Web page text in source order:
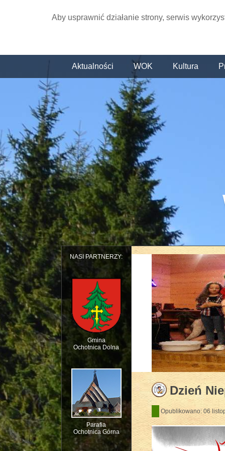
Aby usprawnić działanie strony, serwis
Aktualności WOK Kultura
NASI PARTNERZY:
Gmina
Ochotnica Dolna
Parafia
Ochotnica Górna
Dziecięcy Teatr
Dzień
Opublikowano: 06